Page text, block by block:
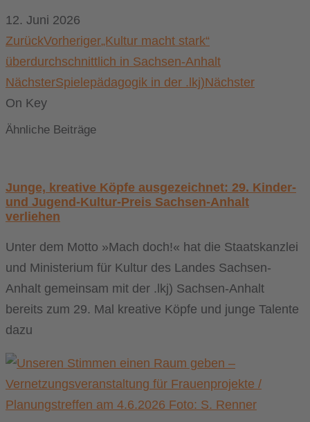
12. Juni 2026
ZurückVorheriger„Kultur macht stark“
überdurchschnittlich in Sachsen-Anhalt
NächsterSpielepädagogik in der .lkj)Nächster
On Key
Ähnliche Beiträge
Junge, kreative Köpfe ausgezeichnet: 29. Kinder-
und Jugend-Kultur-Preis Sachsen-Anhalt
verliehen
Unter dem Motto »Mach doch!« hat die Staatskanzlei
und Ministerium für Kultur des Landes Sachsen-
Anhalt gemeinsam mit der .lkj) Sachsen-Anhalt
bereits zum 29. Mal kreative Köpfe und junge Talente
dazu